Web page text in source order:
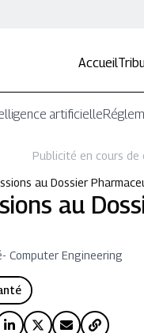
Accueil
artificielle
Publicité en cours de
au Dossier
au
-Computer Engineering